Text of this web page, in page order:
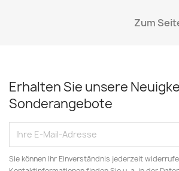
Zum
Erhalten Sie unsere
Sonderangebote
Sie können Ihr Einverständnis jederzeit